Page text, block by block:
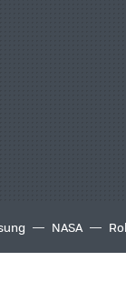
NASA